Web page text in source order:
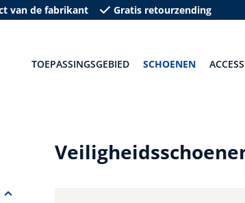
van de fabrikant Gratis retourzending
TOEPASSINGSGEBIED SCHOENEN